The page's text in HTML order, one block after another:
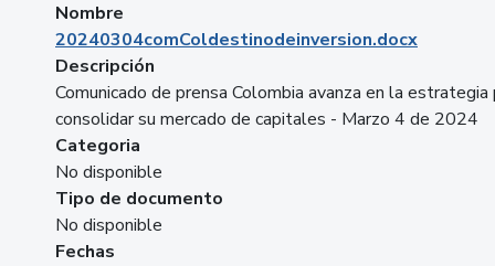
Nombre
20240304comColdestinodeinversion.docx
Descripción
Comunicado de prensa Colombia avanza en la estrategia
consolidar su mercado de capitales - Marzo 4 de 2024
Categoria
No disponible
Tipo de documento
No disponible
Fechas